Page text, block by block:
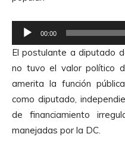
u
c
o
r
d
e
A
u
e
p
r
o
d
u
c
00:00
El postulante a diputado
no tuvo el valor político
amerita la función
como diputado,
de financiamiento
manejadas por la DC.